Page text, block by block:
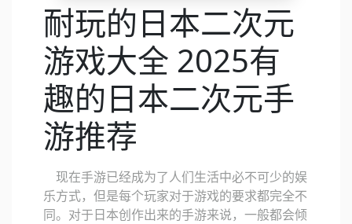
耐玩的日本二次元
游戏大全 2025有
趣的日本二次元手
游推荐
现在手游已经成为了人们生活中必不可少的娱
乐方式，但是每个玩家对于游戏的要求都完全不
同。对于日本创作出来的手游来说，一般都会倾